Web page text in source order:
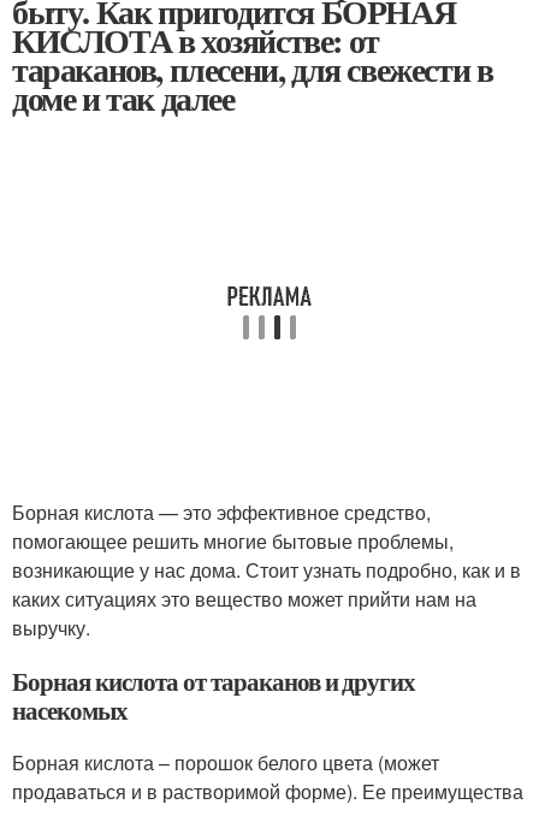
быту. Как пригодится БОРНАЯ
КИСЛОТА в хозяйстве: от
тараканов, плесени, для свежести в
доме и так далее
Борная кислота — это эффективное средство,
помогающее решить многие бытовые проблемы,
возникающие у нас дома. Стоит узнать подробно, как и в
каких ситуациях это вещество может прийти нам на
выручку.
Борная кислота от тараканов и других
насекомых
Борная кислота – порошок белого цвета (может
продаваться и в растворимой форме). Ее преимущества